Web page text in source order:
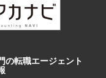
の転職エージェント